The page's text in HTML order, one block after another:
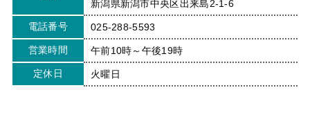
新潟県新潟市中央区出来島2-1-6
電話番号 025-288-5593
営業時間 午前10時～午後19時
定休日 火曜日